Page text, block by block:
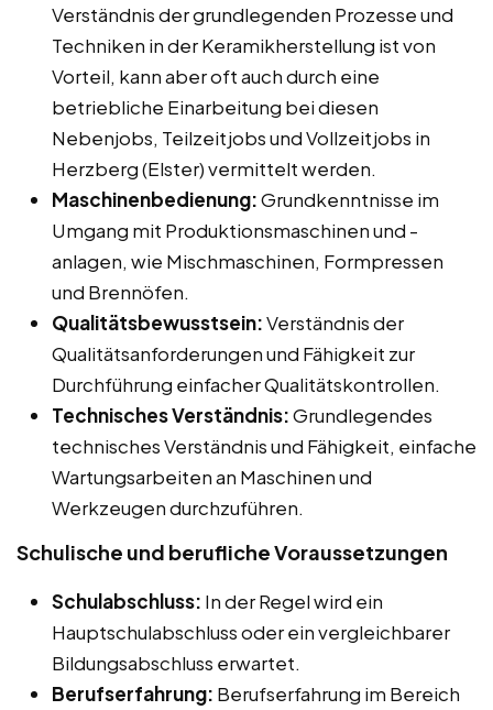
Verständnis der grundlegenden Prozesse und
Techniken in der Keramikherstellung ist von
Vorteil, kann aber oft auch durch eine
betriebliche Einarbeitung bei diesen
Nebenjobs, Teilzeitjobs und Vollzeitjobs in
Herzberg (Elster) vermittelt werden.
Maschinenbedienung:Grundkenntnisse im
Umgang mit Produktionsmaschinen und -
anlagen, wie Mischmaschinen, Formpressen
und Brennöfen.
Qualitätsbewusstsein:Verständnis der
Qualitätsanforderungen und Fähigkeit zur
Durchführung einfacher Qualitätskontrollen.
Technisches Verständnis:Grundlegendes
technisches Verständnis und Fähigkeit, einfache
Wartungsarbeiten an Maschinen und
Werkzeugen durchzuführen.
Schulische und berufliche Voraussetzungen
Schulabschluss: In der Regel wird ein
Hauptschulabschluss oder ein vergleichbarer
Bildungsabschluss erwartet.
Berufserfahrung: Berufserfahrung im Bereich